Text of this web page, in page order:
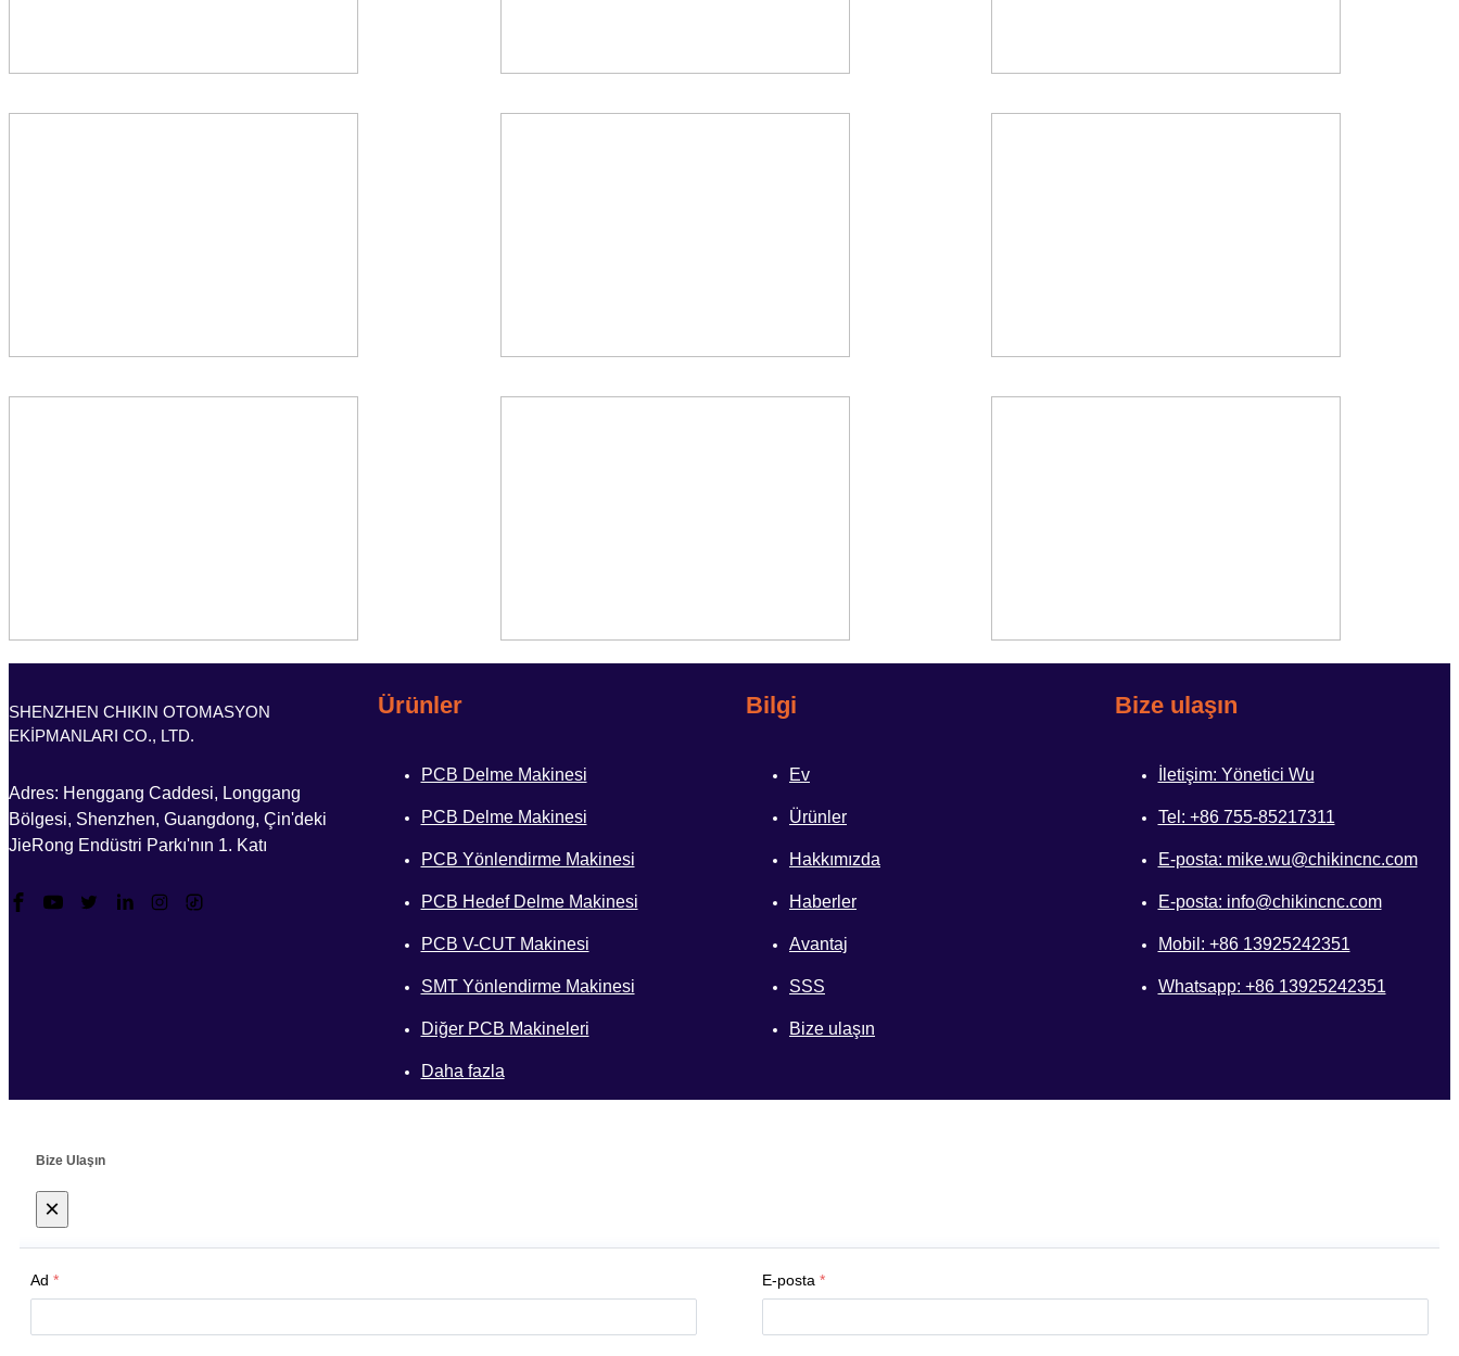
SHENZHEN CHIKIN OTOMASYON
EKİPMANLARI CO., LTD.
Adres: Henggang Caddesi, Longgang
Bölgesi, Shenzhen, Guangdong, Çin'deki
JieRong Endüstri Parkı'nın 1. Katı
Ürünler
PCB Delme Makinesi
PCB Delme Makinesi
PCB Yönlendirme Makinesi
PCB Hedef Delme Makinesi
PCB V-CUT Makinesi
SMT Yönlendirme Makinesi
Diğer PCB Makineleri
Daha fazla
Bilgi
Ev
Ürünler
Hakkımızda
Haberler
Avantaj
SSS
Bize ulaşın
Bize ulaşın
İletişim: Yönetici Wu
Tel: +86 755-85217311
E-posta: mike.wu@chikincnc.com
E-posta: info@chikincnc.com
Mobil: +86 13925242351
Whatsapp: +86 13925242351
Bize Ulaşın
×
Ad * E-posta *